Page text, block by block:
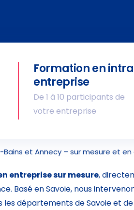
Formation en
entreprise
De 1 à 10 participants de
votre entreprise
Bains et Annecy – sur mesure et
entreprise sur mesure,
Basé en Savoie, nous
les départements de Savoie et